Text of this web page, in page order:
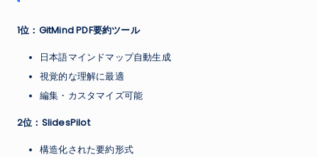
1位：GitMind PDF要約ツール
日本語マインドマップ自動生成
視覚的な理解に最適
編集・カスタマイズ可能
2位：SlidesPilot
構造化された要約形式